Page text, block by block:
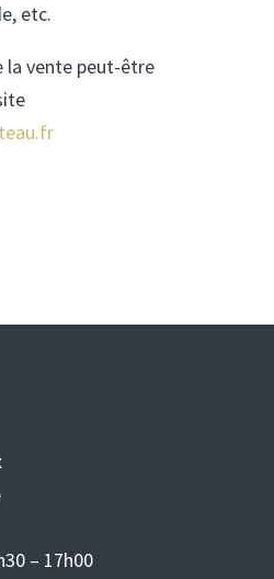
etc.
la vente peut-être
– 17h00